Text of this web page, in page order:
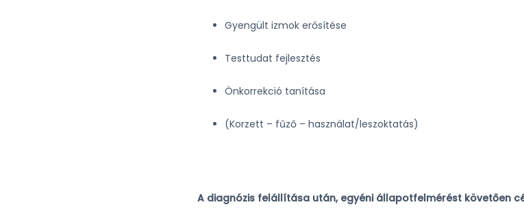
Gyengült izmok erősítése
Testtudat fejlesztés
Önkorrekció tanítása
(Korzett – fűző – használat/leszoktatás)
A diagnózis felállítása után, egyéni állapotfelmérést követően